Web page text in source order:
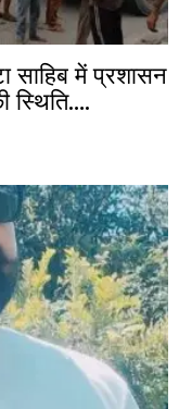
साहिब में प्रशासन
स्थिति….